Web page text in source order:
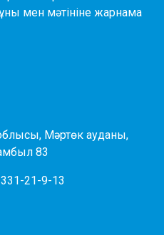
мен мәтініне жарнама
Мәртөк ауданы,
83
21-9-13